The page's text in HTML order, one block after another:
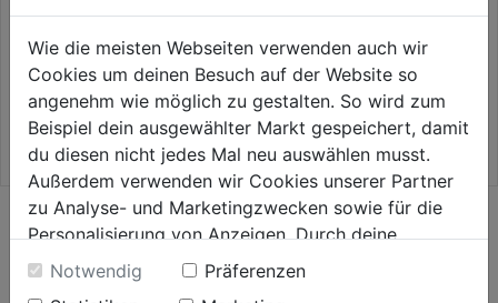
0.0 (0)
0.0
von
Sternen.
87,99€
1.0 (2)
1.0
von
5
Sternen.
2
Bewertungen
89,99€
Bewertung
Wie die meisten Webseiten verwenden auch wir
Cookies um deinen Besuch auf der Website so
angenehm wie möglich zu gestalten. So wird zum
Beispiel dein ausgewählter Markt gespeichert, damit
du diesen nicht jedes Mal neu auswählen musst.
Außerdem verwenden wir Cookies unserer Partner
zu Analyse- und Marketingzwecken sowie für die
Personalisierung von Anzeigen. Durch deine
Einwilligung werden die Daten von Drittanbieter,
unter anderem auch in den USA, verarbeitet.
Notwendig
Präferenzen